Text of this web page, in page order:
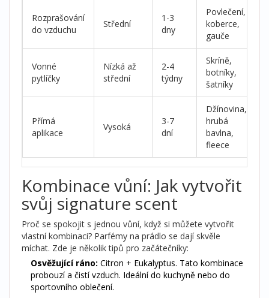
Rozprašování
do vzduchu
Střední
1-3
dny
Povlečení,
koberce,
gauče
Vonné
pytlíčky
Nízká až
střední
2-4
týdny
Skríně,
botníky,
šatníky
Přímá
aplikace
Vysoká
3-7
dní
Džínovina,
hrubá
bavlna,
fleece
Kombinace vůní: Jak vytvořit
svůj signature scent
Proč se spokojit s jednou vůní, když si můžete vytvořit
vlastní kombinaci? Parfémy na prádlo se dají skvěle
míchat. Zde je několik tipů pro začátečníky:
Osvěžující ráno: Citron + Eukalyptus. Tato kombinace
probouzí a čistí vzduch. Ideální do kuchyně nebo do
sportovního oblečení.